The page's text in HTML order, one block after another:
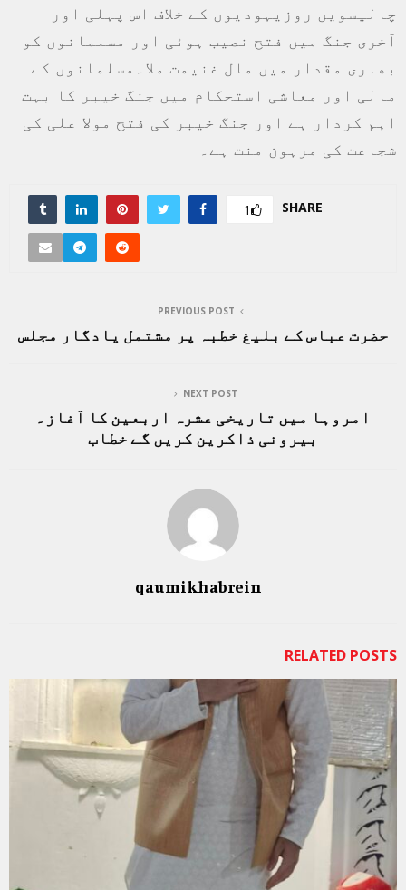
چالیسویں روزیہودیوں کے خلاف اس پہلی اور
آخری جنگ میں فتح نصیب ہوئی اور مسلمانوں کو
بھاری مقدار میں مال غنیمت ملا۔مسلمانوں کے
مالی اور معاشی استحکام میں جنگ خیبر کا بہت
اہم کردار ہے اور جنگ خیبر کی فتح مولا علی کی
شجاعت کی مرہون منت ہے۔
SHARE
1
PREVIOUS POST
حضرت عباس کے بلیغ خطبہ پر مشتمل یادگار مجلس
NEXT POST
امروہا میں تاریخی عشرہ اربعین کا آغاز۔
بیرونی ذاکرین کریں گے خطاب
qaumikhabrein
RELATED POSTS